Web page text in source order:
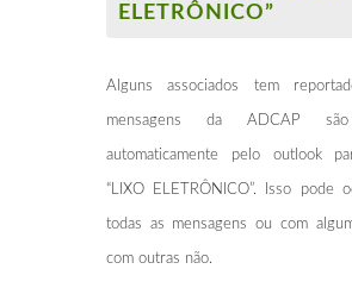
ELETRÔNICO”
Alguns associados tem
mensagens da ADCAP são
automaticamente pelo outlook
“LIXO ELETRÔNICO”. Isso pode
todas as mensagens ou com
com outras não.